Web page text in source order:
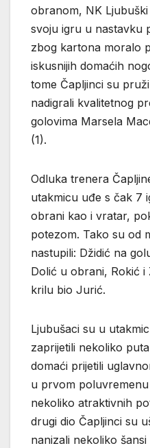
obranom, NK
svoju igru u nastavku
zbog kartona moralo
iskusnijih domaćih
tome Čapljinci su
nadigrali kvalitetnog
golovima Marsela
(1).
Odluka trenera
utakmicu uđe s čak 7
obrani kao i vratar,
potezom. Tako su od
nastupili: Džidić na
Dolić u obrani, Rokić
krilu bio Jurić.
Ljubušaci su u
zaprijetili nekoliko
domaći prijetili
u prvom poluvremenu
nekoliko atraktivnih
drugi dio Čapljinci su
nanizali nekoliko